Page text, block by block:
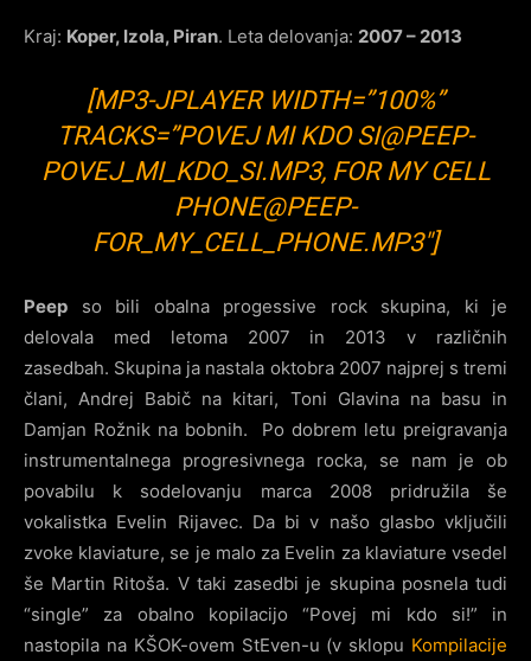
Kraj: Koper, Izola, Piran. Leta delovanja: 2007 – 2013
[MP3-JPLAYER WIDTH=”100%”
TRACKS=”POVEJ MI KDO SI@PEEP-
POVEJ_MI_KDO_SI.MP3, FOR MY CELL
PHONE@PEEP-
FOR_MY_CELL_PHONE.MP3″]
Peep so bili obalna progessive rock skupina, ki je
delovala med letoma 2007 in 2013 v različnih
zasedbah. Skupina ja nastala oktobra 2007 najprej s tremi
člani, Andrej Babič na kitari, Toni Glavina na basu in
Damjan Rožnik na bobnih. Po dobrem letu preigravanja
instrumentalnega progresivnega rocka, se nam je ob
povabilu k sodelovanju marca 2008 pridružila še
vokalistka Evelin Rijavec. Da bi v našo glasbo vključili
zvoke klaviature, se je malo za Evelin za klaviature vsedel
še Martin Ritoša. V taki zasedbi je skupina posnela tudi
“single” za obalno kopilacijo “Povej mi kdo si!” in
nastopila na KŠOK-ovem StEven-u (v sklopu Kompilacije